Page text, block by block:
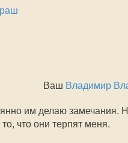
Ваш Владимир
им делаю замечания.
что они терпят меня.